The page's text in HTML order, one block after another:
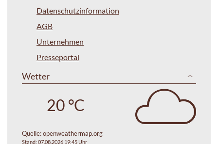
Datenschutzinformation
AGB
Unternehmen
Presseportal
Wetter
20 °C
Quelle:openweathermap.org
Stand: 07.08.2026 19:45 Uhr